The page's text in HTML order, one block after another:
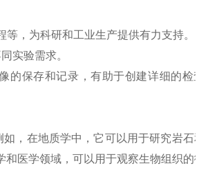
，为科研和工业生产提供有力支持。
实验需求。
保存和记录，有助于创建详细的检查报
，在地质学中，它可以用于研究岩石和矿
医学领域，可以用于观察生物组织的微观